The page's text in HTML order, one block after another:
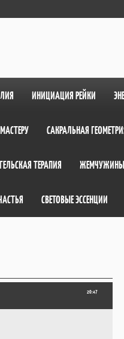
ИНИЦИАЦИЯ РЕЙКИ
САКРАЛЬНАЯ
ТЕРАПИЯ
СВЕТОВЫЕ ЭССЕНЦИИ
20:47